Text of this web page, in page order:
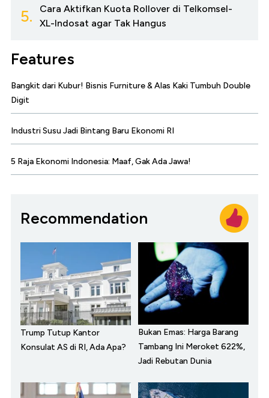
5.
Cara Aktifkan Kuota Rollover di Telkomsel-
XL-Indosat agar Tak Hangus
Features
Bangkit dari Kubur! Bisnis Furniture & Alas Kaki Tumbuh Double
Digit
Industri Susu Jadi Bintang Baru Ekonomi RI
5 Raja Ekonomi Indonesia: Maaf, Gak Ada Jawa!
Recommendation
Trump Tutup Kantor
Konsulat AS di RI, Ada Apa?
Bukan Emas: Harga Barang
Tambang Ini Meroket 622%,
Jadi Rebutan Dunia